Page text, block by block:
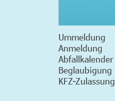
Ummeldung
Anmeldung
Abfallkalender
Beglaubigung
KFZ-Zulassung